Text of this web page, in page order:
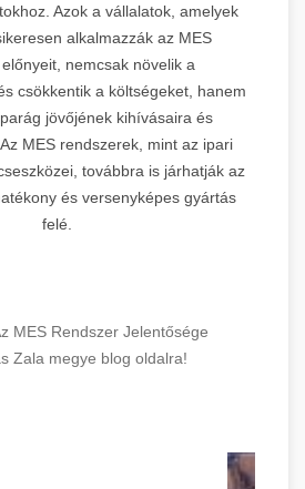
Azok a vállalatok, amelyek
alkalmazzák az MES
nemcsak növelik a
csökkentik a költségeket, hanem
jövőjének kihívásaira és
MES rendszerek, mint az ipari
továbbra is járhatják az
és versenyképes gyártás
felé.
MES Rendszer Jelentősége
Zala megye blog oldalra!